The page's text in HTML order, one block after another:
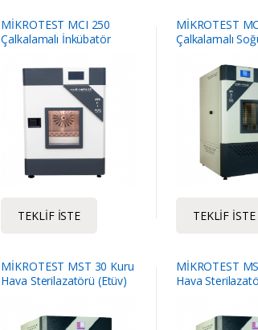
MİKROTEST MCI 250
Çalkalamalı İnkübatör
TEKLIF İSTE
MİKROTEST
Çalkalamalı
TEKLIF İSTE
MİKROTEST MST 30 Kuru
Hava Sterilazatörü (Etüv)
MİKROTEST
Hava